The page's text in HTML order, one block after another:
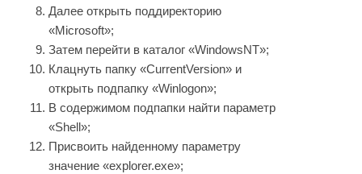
Далее открыть поддиректорию
«Microsoft»;
Затем перейти в каталог «WindowsNT»;
Клацнуть папку «CurrentVersion» и
открыть подпапку «Winlogon»;
В содержимом подпапки найти параметр
«Shell»;
Присвоить найденному параметру
значение «explorer.exe»;